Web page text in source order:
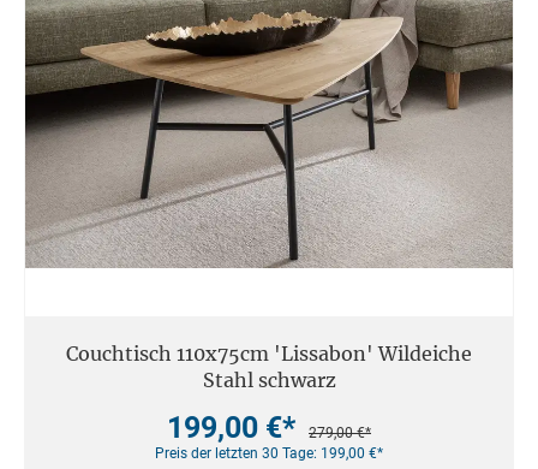
Couchtisch 110x75cm 'Lissabon' Wildeiche
Stahl schwarz
199,00 €*
279,00 €*
Preis der letzten 30 Tage: 199,00 €*